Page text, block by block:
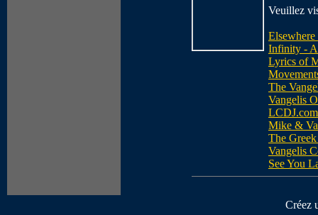
Veuillez
Elsewhere
Infinity - A
Lyrics of
The
Vangelis
LCDJ.com
Mike &
The
Vangelis
See You
Créez